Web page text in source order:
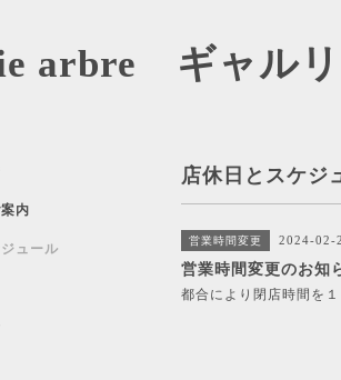
arbre ギャル
店休日とスケジ
営業時間変更 2024-02-
営業時間変更のお知
都合により閉店時間を
内
ュール